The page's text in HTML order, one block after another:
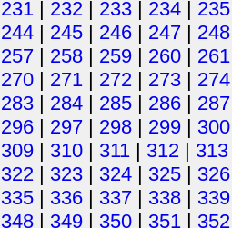
231 | 232 | 233 | 234 | 235
244 | 245 | 246 | 247 | 248
257 | 258 | 259 | 260 | 261
270 | 271 | 272 | 273 | 274
283 | 284 | 285 | 286 | 287
296 | 297 | 298 | 299 | 300
309 | 310 | 311 | 312 | 313
322 | 323 | 324 | 325 | 326
335 | 336 | 337 | 338 | 339
348 | 349 | 350 | 351 | 352